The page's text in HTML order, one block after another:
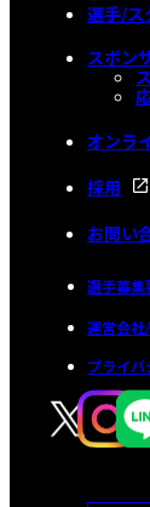
選手/ス
スポン
オンラ
採用
お問い
選手募集
運営会社
プライバ